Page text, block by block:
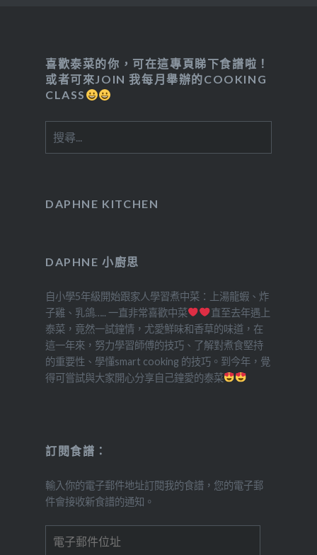
喜歡泰菜的你，可在這專頁睇下食譜啦！
或者可來JOIN 我每月舉辦的COOKING
CLASS
尋
DAPHNE KITCHEN
DAPHNE 小廚思
自小學5年級開始跟家人學習煮中菜：上湯龍蝦、炸
子雞、乳鴿….. 一直非常喜歡中菜
直至去年遇上
泰菜，竟然一試鐘情，尤愛鮮味和香草的味道，在
這一年來，努力學習師傅的技巧、了解對煮食堅持
的重要性、學懂smart cooking 的技巧。到今年，覺
得可嘗試與大家開心分享自己鐘愛的泰菜
訂閱食譜：
輸入你的電子郵件地址訂閱我的食譜，您的電子郵
件會接收新食譜的通知。